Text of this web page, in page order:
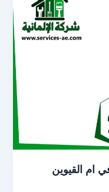
ام القيوين